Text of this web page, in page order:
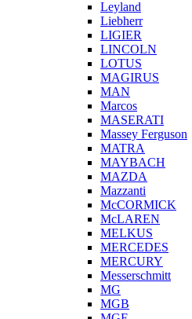
Leyland
Liebherr
LIGIER
LINCOLN
LOTUS
MAGIRUS
MAN
Marcos
MASERATI
Massey Ferguson
MATRA
MAYBACH
MAZDA
Mazzanti
McCORMICK
McLAREN
MELKUS
MERCEDES
MERCURY
Messerschmitt
MG
MGB